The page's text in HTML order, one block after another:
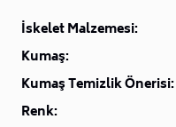
İskelet Malzemesi:
Kumaş:
Kumaş Temizlik Önerisi:
Renk: